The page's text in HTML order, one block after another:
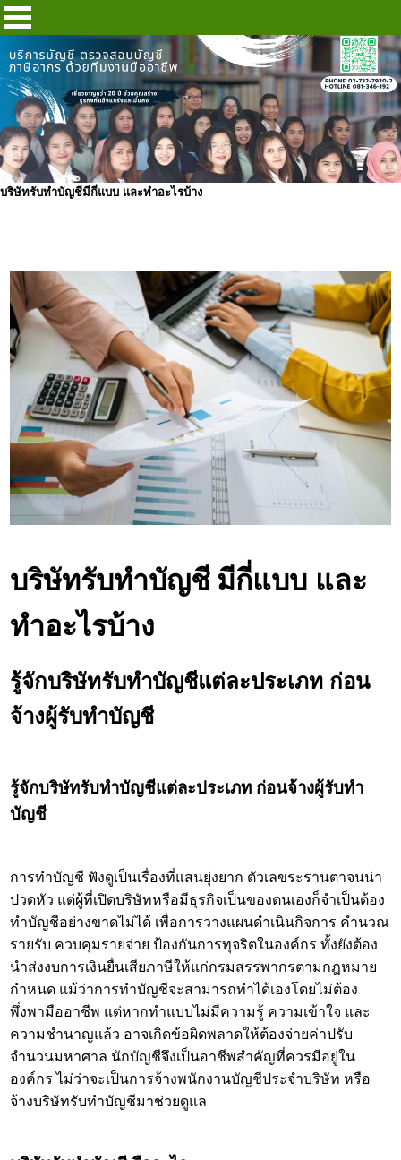
บริษัทรับทำบัญชีมีกี่แบบ และทำอะไรบ้าง
บริษัทรับทำบัญชี มีกี่แบบ และ
ทำอะไรบ้าง
รู้จักบริษัทรับทำบัญชีแต่ละประเภท ก่อน
จ้างผู้รับทำบัญชี
รู้จักบริษัทรับทำบัญชีแต่ละประเภท ก่อนจ้างผู้รับทำ
บัญชี
การทำบัญชี ฟังดูเป็นเรื่องที่แสนยุ่งยาก ตัวเลขระรานตาจนน่า
ปวดหัว แต่ผู้ที่เปิดบริษัทหรือมีธุรกิจเป็นของตนเองก็จำเป็นต้อง
ทำบัญชีอย่างขาดไม่ได้ เพื่อการวางแผนดำเนินกิจการ คำนวณ
รายรับ ควบคุมรายจ่าย ป้องกันการทุจริตในองค์กร ทั้งยังต้อง
นำส่งงบการเงินยื่นเสียภาษีให้แก่กรมสรรพากรตามกฎหมาย
กำหนด แม้ว่าการทำบัญชีจะสามารถทำได้เองโดยไม่ต้อง
พึ่งพามืออาชีพ แต่หากทำแบบไม่มีความรู้ ความเข้าใจ และ
ความชำนาญแล้ว อาจเกิดข้อผิดพลาดให้ต้องจ่ายค่าปรับ
จำนวนมหาศาล นักบัญชีจึงเป็นอาชีพสำคัญที่ควรมีอยู่ใน
องค์กร ไม่ว่าจะเป็นการจ้างพนักงานบัญชีประจำบริษัท หรือ
จ้างบริษัทรับทำบัญชีมาช่วยดูแล